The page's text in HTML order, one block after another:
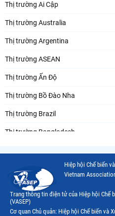
Thị trường Ai Cập
Thị trường Australia
Thị trường Argentina
Thị trường ASEAN
Thị trường Ấn Độ
Thị trường Bồ Đào Nha
Thị trường Brazil
Thị trường Bangladesh
Thị trường Canada
Thị trường Ecuador
Thị trường EU
Hiệp hội Chế biến
Vietnam
Trang thông tin điện tử của Hiệp hội Chế
(VASEP)
Cơ quan Chủ quản: Hiệp hội Chế biến và